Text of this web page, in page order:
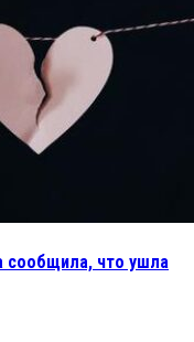
сообщила, что ушла